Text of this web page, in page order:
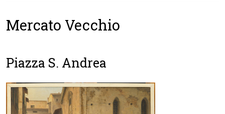
Mercato Vecchio
Piazza S. Andrea